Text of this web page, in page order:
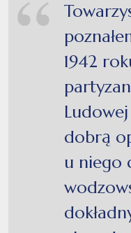
1942
Ludowej
dobrą
u niego